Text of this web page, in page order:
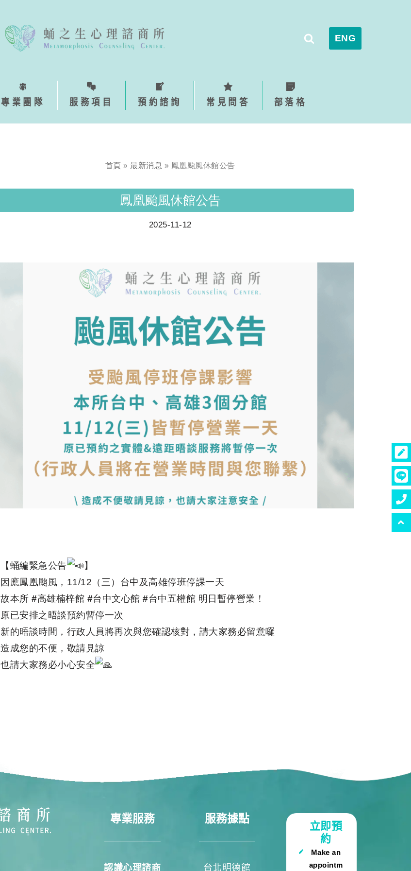
ENG
專業團隊 服務項目 預約諮詢 常見問答 部落格
首頁 » 最新消息 » 鳳凰颱風休館公告
鳳凰颱風休館公告
2025-11-12
【蛹編緊急公告
】
因應鳳凰颱風，11/12（三）台中及高雄停班停課一天
故本所 #高雄楠梓館 #台中文心館 #台中五權館 明日暫停營業！
原已安排之晤談預約暫停一次
新的晤談時間，行政人員將再次與您確認核對，請大家務必留意囉
造成您的不便，敬請見諒
也請大家務必小心安全
專業服務
認識心理諮商
服務據點
台北明德館
立即預
約
Make an
appointm